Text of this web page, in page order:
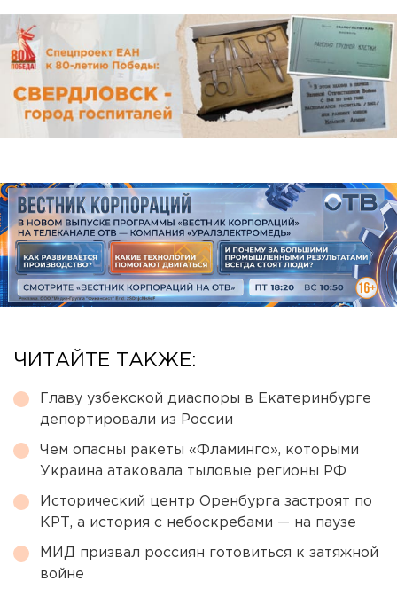
ЧИТАЙТЕ ТАКЖЕ:
Главу узбекской диаспоры в Екатеринбурге
депортировали из России
Чем опасны ракеты «Фламинго», которыми
Украина атаковала тыловые регионы РФ
Исторический центр Оренбурга застроят по
КРТ, а история с небоскребами — на паузе
МИД призвал россиян готовиться к затяжной
войне